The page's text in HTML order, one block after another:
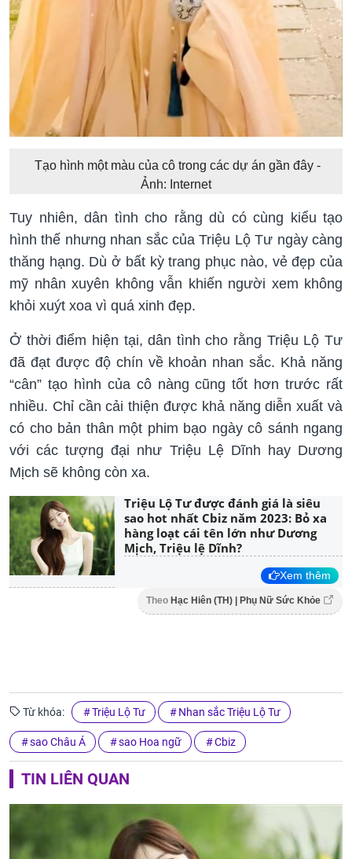
Tạo hình một màu của cô trong các dự án gần đây -
Ảnh: Internet
Tuy nhiên, dân tình cho rằng dù có cùng kiểu tạo
hình thế nhưng nhan sắc của Triệu Lộ Tư ngày càng
thăng hạng. Dù ở bất kỳ trang phục nào, vẻ đẹp của
mỹ nhân xuyên không vẫn khiến người xem không
khỏi xuýt xoa vì quá xinh đẹp.
Ở thời điểm hiện tại, dân tình cho rằng Triệu Lộ Tư
đã đạt được độ chín về khoản nhan sắc. Khả năng
“cân” tạo hình của cô nàng cũng tốt hơn trước rất
nhiều. Chỉ cần cải thiện được khả năng diễn xuất và
có cho bản thân một phim bạo ngày cô sánh ngang
với các tượng đại như Triệu Lệ Dĩnh hay Dương
Mịch sẽ không còn xa.
Triệu Lộ Tư được đánh giá là siêu
sao hot nhất Cbiz năm 2023: Bỏ xa
hàng loạt cái tên lớn như Dương
Mịch, Triệu lệ Dĩnh?
Xem thêm
Theo Hạc Hiên (TH) | Phụ Nữ Sức Khỏe
Từ khóa: Triệu Lộ Tư Nhan sắc Triệu Lộ Tư
sao Châu Á sao Hoa ngữ Cbiz
TIN LIÊN QUAN